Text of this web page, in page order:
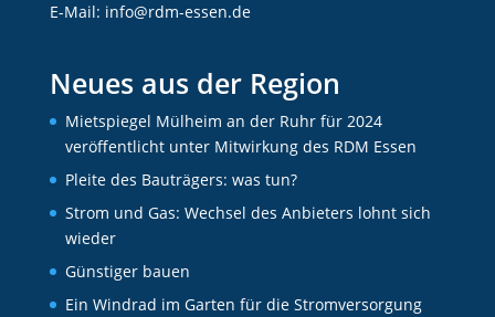
E-Mail: info@rdm-essen.de
Neues aus der Region
Mietspiegel Mülheim an der Ruhr für 2024
veröffentlicht unter Mitwirkung des RDM Essen
Pleite des Bauträgers: was tun?
Strom und Gas: Wechsel des Anbieters lohnt sich
wieder
Günstiger bauen
Ein Windrad im Garten für die Stromversorgung